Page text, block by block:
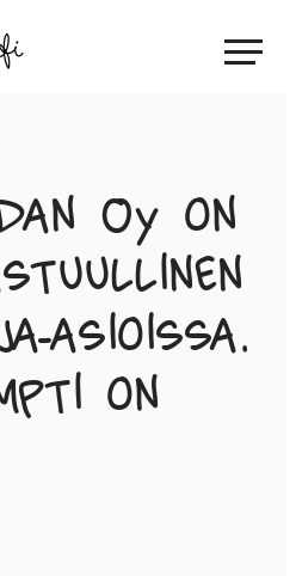
Oy on
asioissa.
on